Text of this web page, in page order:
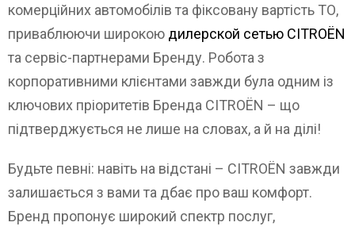
комерційних автомобілів та фіксовану вартість ТО,
приваблюючи широкою дилерской сетью CITROЁN
та сервіс-партнерами Бренду. Робота з
корпоративними клієнтами завжди була одним із
ключових пріоритетів Бренда CITROЁN – що
підтверджується не лише на словах, а й на ділі!
Будьте певні: навіть на відстані – CITROЁN завжди
залишається з вами та дбає про ваш комфорт.
Бренд пропонує широкий спектр послуг,